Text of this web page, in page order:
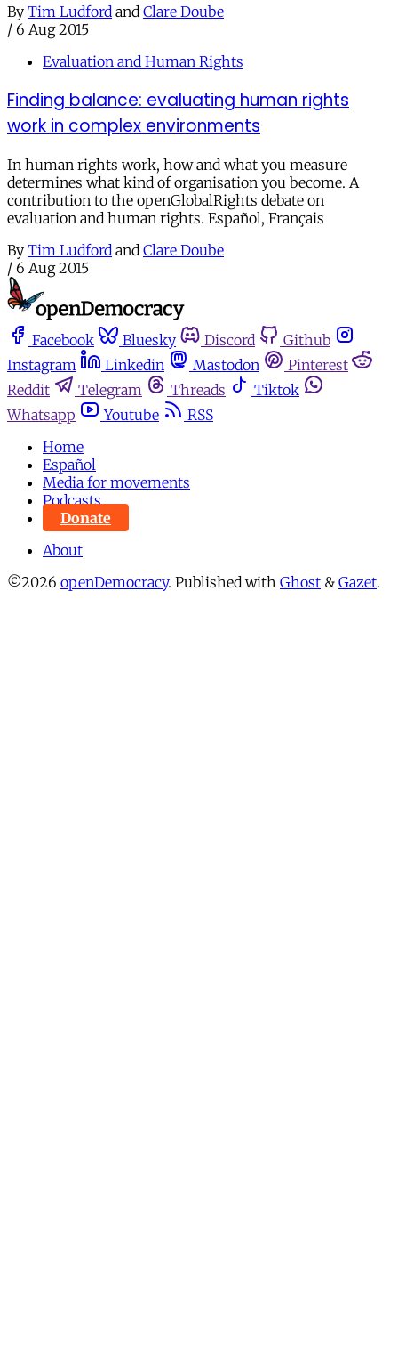
By Tim Ludford and Clare Doube
/ 6 Aug 2015
Evaluation and Human Rights
Finding balance: evaluating human rights
work in complex environments
In human rights work, how and what you measure
determines what kind of organisation you become. A
contribution to the openGlobalRights debate on
evaluation and human rights. Español, Français
By Tim Ludford and Clare Doube
/ 6 Aug 2015
Facebook Bluesky Discord
Github
Instagram
Linkedin Mastodon
Pinterest
Reddit
Telegram Threads
Tiktok
Whatsapp
Youtube
RSS
Home
Español
Media for movements
Podcasts
Donate
About
©2026 openDemocracy. Published with Ghost & Gazet.